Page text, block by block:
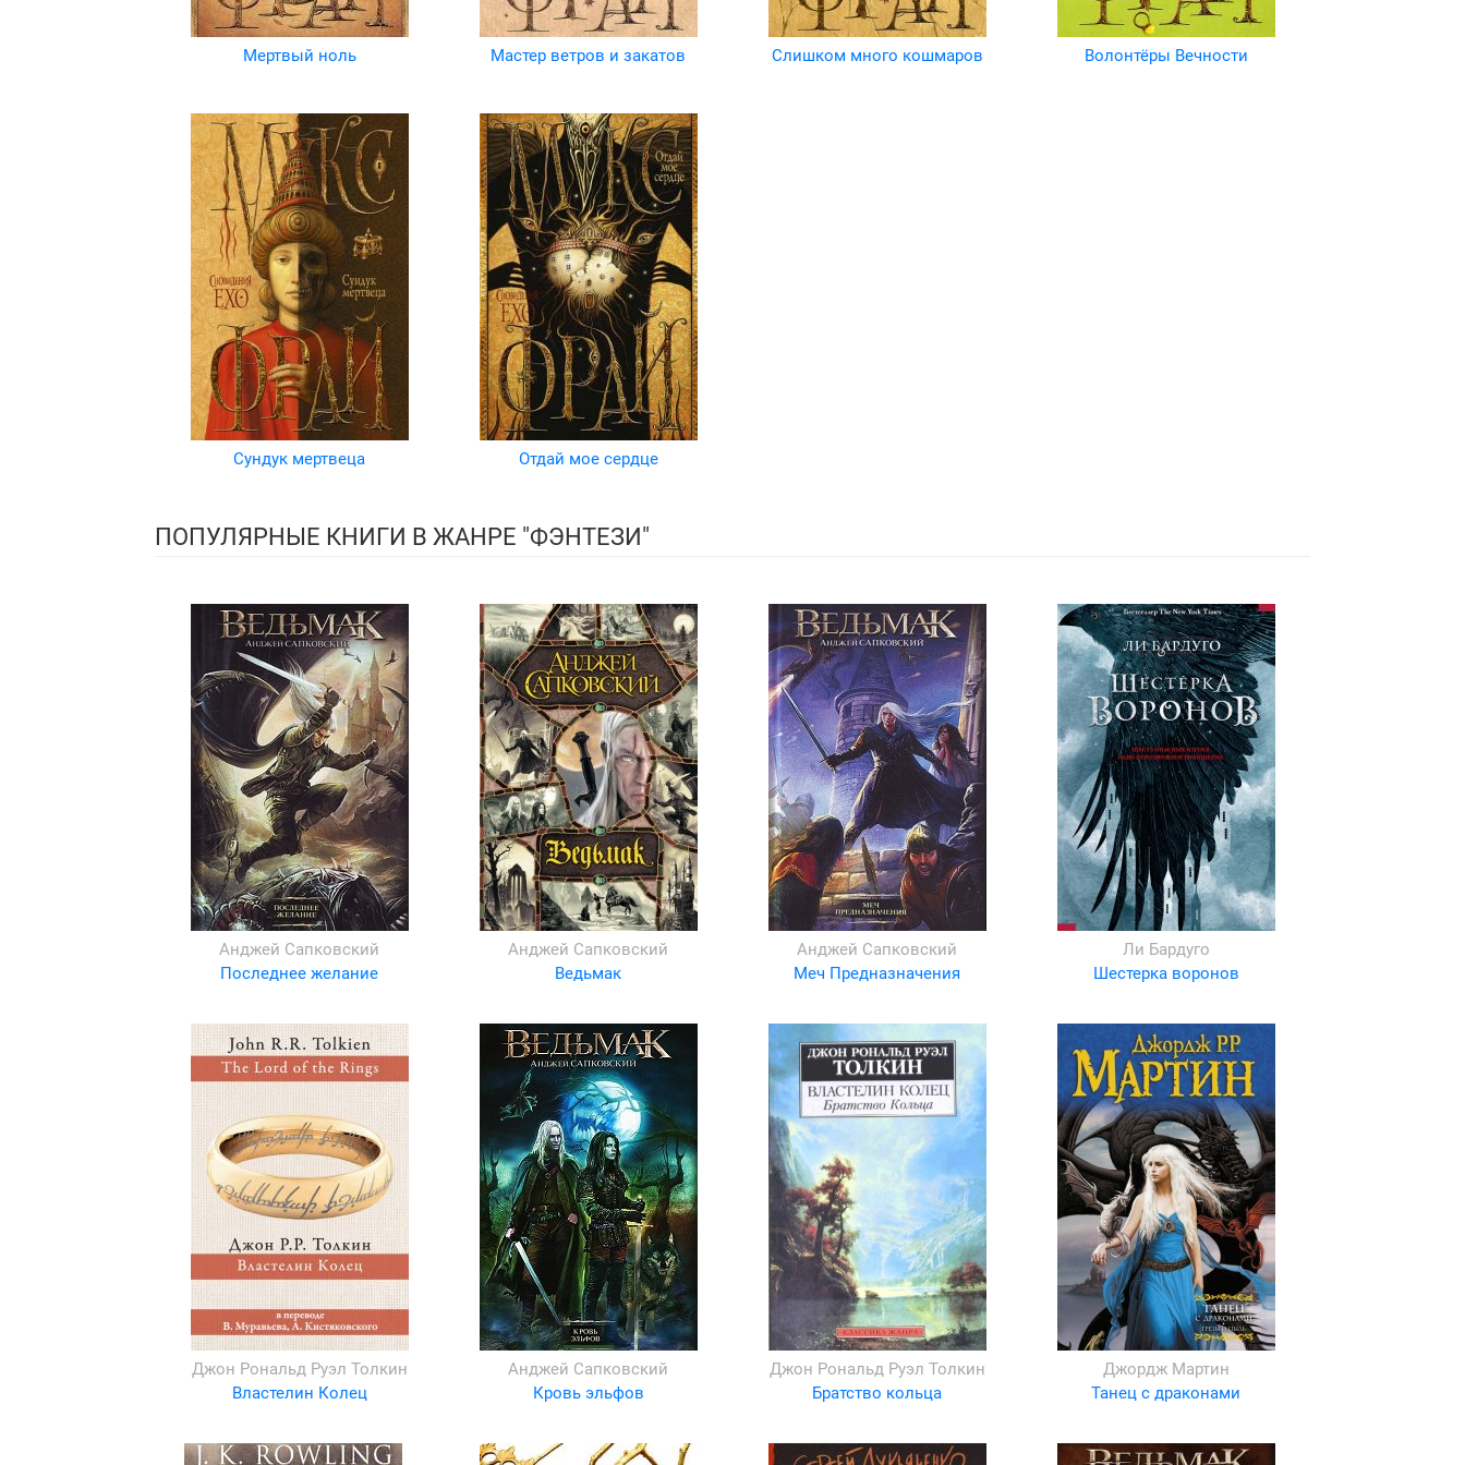
Мертвый ноль Мастер ветров и закатов Слишком много кошмаров Волонтёры Вечности
Сундук мертвеца Отдай мое сердце
ПОПУЛЯРНЫЕ КНИГИ В ЖАНРЕ "ФЭНТЕЗИ"
Анджей Сапковский
Последнее желание
Анджей Сапковский
Ведьмак
Анджей Сапковский
Меч Предназначения
Ли Бардуго
Шестерка воронов
Джон Рональд Руэл Толкин
Властелин Колец
Анджей Сапковский
Кровь эльфов
Джон Рональд Руэл Толкин
Братство кольца
Джордж Мартин
Танец с драконами